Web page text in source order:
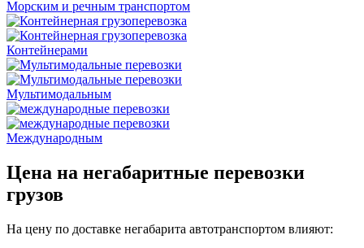
Морским и речным транспортом
Контейнерами
Мультимодальным
Международным
Цена на негабаритные перевозки
грузов
На цену по доставке негабарита автотранспортом влияют: